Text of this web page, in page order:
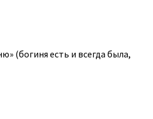
(богиня есть и всегда была,